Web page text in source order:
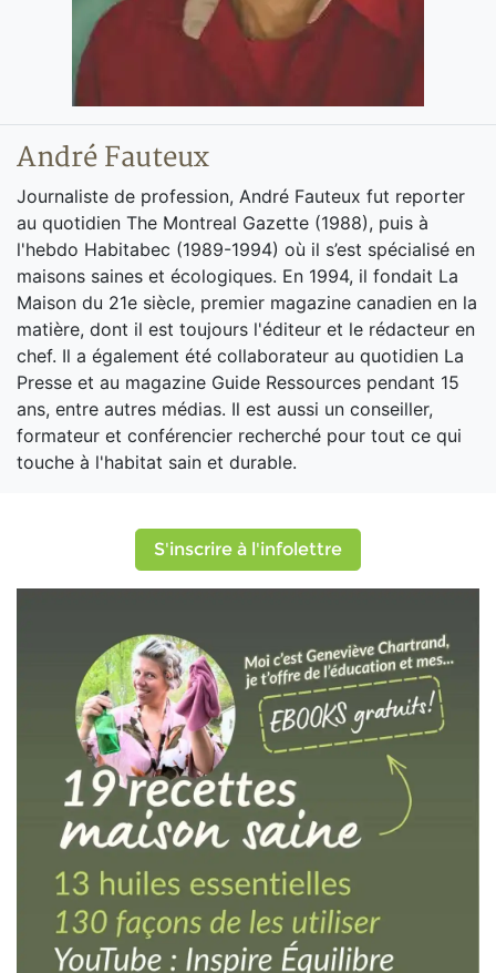
André Fauteux
Journaliste de profession, André Fauteux fut reporter
au quotidien The Montreal Gazette (1988), puis à
l'hebdo Habitabec (1989-1994) où il s’est spécialisé en
maisons saines et écologiques. En 1994, il fondait La
Maison du 21e siècle, premier magazine canadien en la
matière, dont il est toujours l'éditeur et le rédacteur en
chef. Il a également été collaborateur au quotidien La
Presse et au magazine Guide Ressources pendant 15
ans, entre autres médias. Il est aussi un conseiller,
formateur et conférencier recherché pour tout ce qui
touche à l'habitat sain et durable.
S'inscrire à l'infolettre